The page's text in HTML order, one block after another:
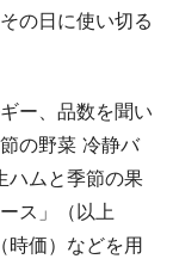
の日に使い切る
ー、品数を聞い
の野菜 冷静バ
ハムと季節の果
ス」（以上
時価）などを用